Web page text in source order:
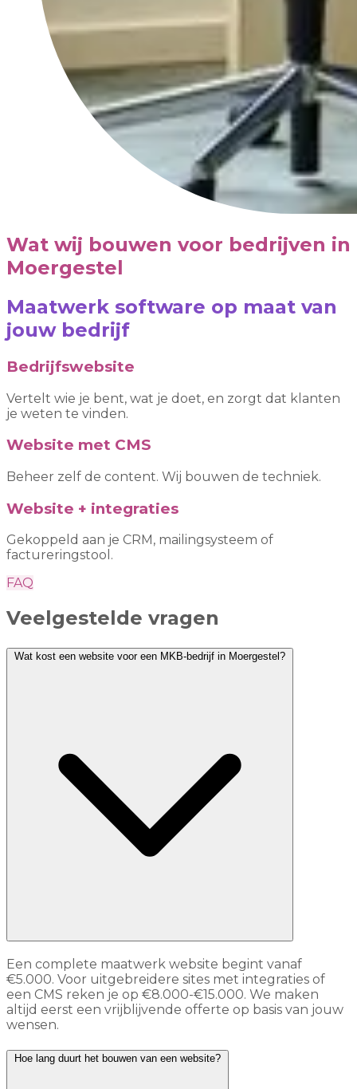
Wat wij bouwen voor bedrijven in
Moergestel
Maatwerk software op maat van
jouw bedrijf
Bedrijfswebsite
Vertelt wie je bent, wat je doet, en zorgt dat klanten
je weten te vinden.
Website met CMS
Beheer zelf de content. Wij bouwen de techniek.
Website + integraties
Gekoppeld aan je CRM, mailingsysteem of
factureringstool.
FAQ
Veelgestelde vragen
Wat kost een website voor een MKB-bedrijf in Moergestel?
Een complete maatwerk website begint vanaf
€5.000. Voor uitgebreidere sites met integraties of
een CMS reken je op €8.000-€15.000. We maken
altijd eerst een vrijblijvende offerte op basis van jouw
wensen.
Hoe lang duurt het bouwen van een website?